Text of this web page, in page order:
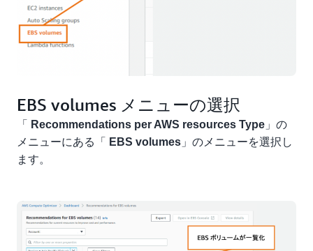
EBS volumes メニューの選択
「 Recommendations per AWS resources Type 」の
メニューにある「 EBS volumes 」のメニューを選択し
ます。